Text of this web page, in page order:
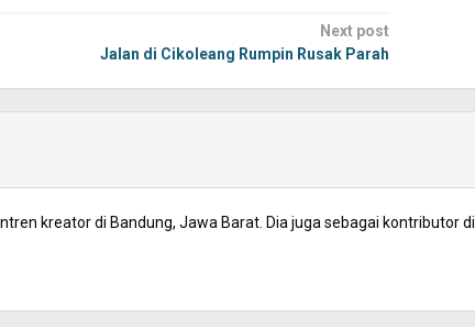
Next post
Jalan di Cikoleang Rumpin Rusak Parah
kreator di Bandung, Jawa Barat. Dia juga sebagai kontributor di